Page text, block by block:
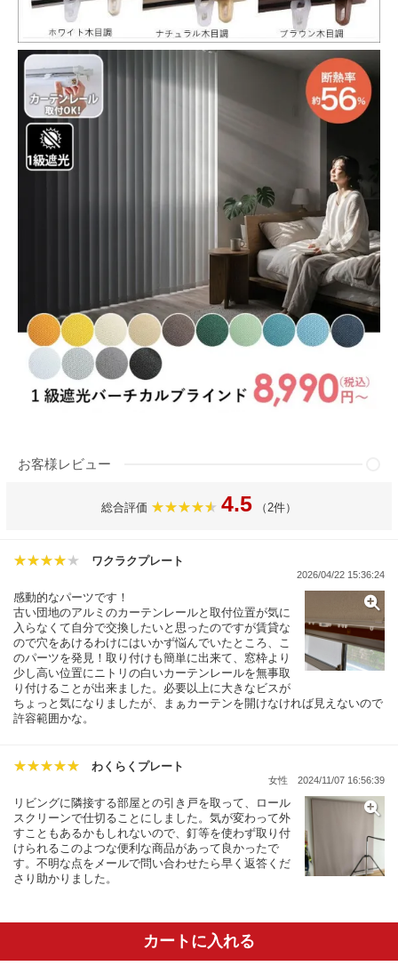
お客様レビュー
総合評価 4.5 （2件）
ワクラクプレート
2026/04/22 15:36:24
感動的なパーツです！
古い団地のアルミのカーテンレールと取付位置が気に
入らなくて自分で交換したいと思ったのですが賃貸な
ので穴をあけるわけにはいかず悩んでいたところ、こ
のパーツを発見！取り付けも簡単に出来て、窓枠より
少し高い位置にニトリの白いカーテンレールを無事取
り付けることが出来ました。必要以上に大きなビスが
ちょっと気になりましたが、まぁカーテンを開けなければ見えないので
許容範囲かな。
わくらくプレート
女性 2024/11/07 16:56:39
リビングに隣接する部屋との引き戸を取って、ロール
スクリーンで仕切ることにしました。気が変わって外
すこともあるかもしれないので、釘等を使わず取り付
けられるこのよつな便利な商品があって良かったで
す。不明な点をメールで問い合わせたら早く返答くだ
さり助かりました。
カートに入れる